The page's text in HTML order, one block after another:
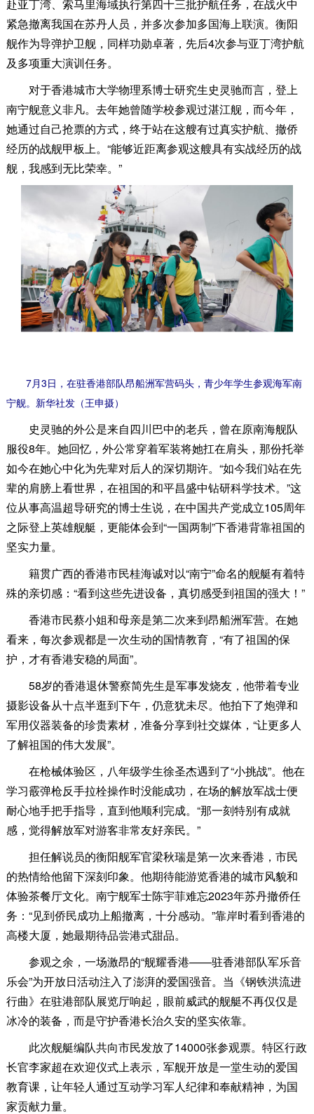
赴亚丁湾、索马里海域执行第四十三批护航任务，在战火中
紧急撤离我国在苏丹人员，并多次参加多国海上联演。衡阳
舰作为导弹护卫舰，同样功勋卓著，先后4次参与亚丁湾护航
及多项重大演训任务。
对于香港城市大学物理系博士研究生史灵驰而言，登上
南宁舰意义非凡。去年她曾随学校参观过湛江舰，而今年，
她通过自己抢票的方式，终于站在这艘有过真实护航、撤侨
经历的战舰甲板上。“能够近距离参观这艘具有实战经历的战
舰，我感到无比荣幸。”
7月3日，在驻香港部队昂船洲军营码头，青少年学生参观海军南
宁舰。新华社发（王申摄）
史灵驰的外公是来自四川巴中的老兵，曾在原南海舰队
服役8年。她回忆，外公常穿着军装将她扛在肩头，那份托举
如今在她心中化为先辈对后人的深切期许。“如今我们站在先
辈的肩膀上看世界，在祖国的和平昌盛中钻研科学技术。”这
位从事高温超导研究的博士生说，在中国共产党成立105周年
之际登上英雄舰艇，更能体会到“一国两制”下香港背靠祖国的
坚实力量。
籍贯广西的香港市民桂海诚对以“南宁”命名的舰艇有着特
殊的亲切感：“看到这些先进设备，真切感受到祖国的强大！”
香港市民蔡小姐和母亲是第二次来到昂船洲军营。在她
看来，每次参观都是一次生动的国情教育，“有了祖国的保
护，才有香港安稳的局面”。
58岁的香港退休警察简先生是军事发烧友，他带着专业
摄影设备从十点半逛到下午，仍意犹未尽。他拍下了炮弹和
军用仪器装备的珍贵素材，准备分享到社交媒体，“让更多人
了解祖国的伟大发展”。
在枪械体验区，八年级学生徐圣杰遇到了“小挑战”。他在
学习霰弹枪反手拉栓操作时没能成功，在场的解放军战士便
耐心地手把手指导，直到他顺利完成。“那一刻特别有成就
感，觉得解放军对游客非常友好亲民。”
担任解说员的衡阳舰军官梁秋瑞是第一次来香港，市民
的热情给他留下深刻印象。他期待能游览香港的城市风貌和
体验茶餐厅文化。南宁舰军士陈宇菲难忘2023年苏丹撤侨任
务：“见到侨民成功上船撤离，十分感动。”靠岸时看到香港的
高楼大厦，她最期待品尝港式甜品。
参观之余，一场激昂的“舰耀香港——驻香港部队军乐音
乐会”为开放日活动注入了澎湃的爱国强音。当《钢铁洪流进
行曲》在驻港部队展览厅响起，眼前威武的舰艇不再仅仅是
冰冷的装备，而是守护香港长治久安的坚实依靠。
此次舰艇编队共向市民发放了14000张参观票。特区行政
长官李家超在欢迎仪式上表示，军舰开放是一堂生动的爱国
教育课，让年轻人通过互动学习军人纪律和奉献精神，为国
家贡献力量。